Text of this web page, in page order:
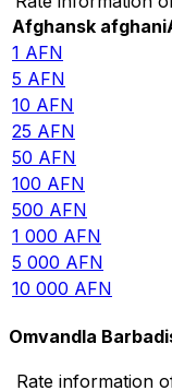
Afghansk afghani
1 AFN
5 AFN
10 AFN
25 AFN
50 AFN
100 AFN
500 AFN
1 000 AFN
5 000 AFN
10 000 AFN
Omvandla
Rate information